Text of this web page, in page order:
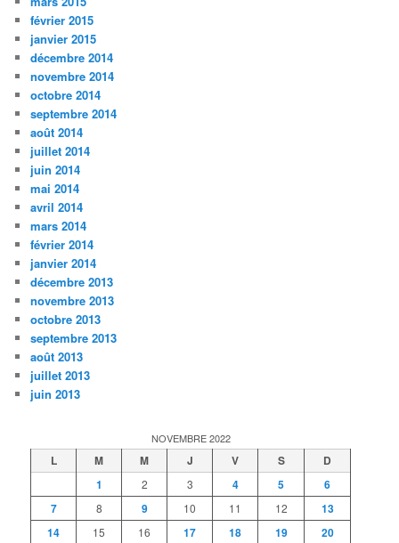
février 2015
janvier 2015
décembre 2014
novembre 2014
octobre 2014
septembre 2014
août 2014
juillet 2014
juin 2014
mai 2014
avril 2014
mars 2014
février 2014
janvier 2014
décembre 2013
novembre 2013
octobre 2013
septembre 2013
août 2013
juillet 2013
juin 2013
NOVEMBRE 2022
L M M J V S
D
1
2 3 4 5
6
7
8 9 10 11 12
13
14
15 16 17 18 19 20